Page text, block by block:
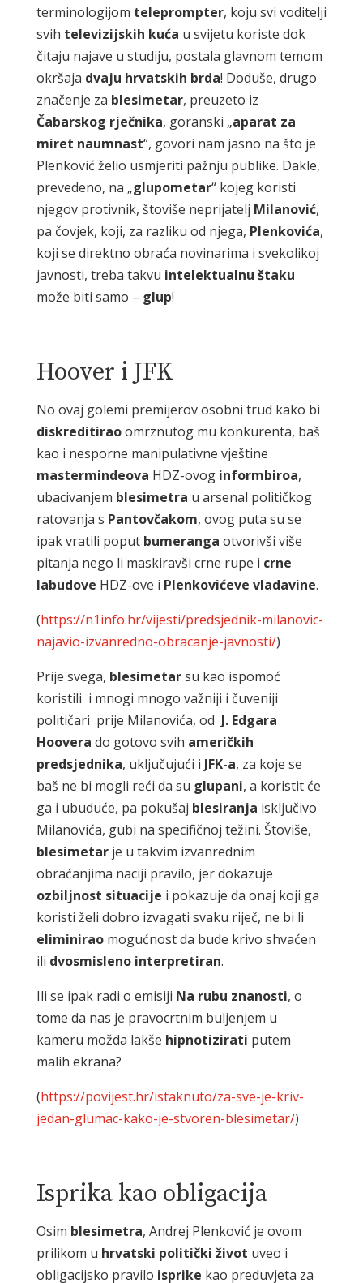
terminologijom teleprompter, koju svi voditelji
svih televizijskih kuća u svijetu koriste dok
čitaju najave u studiju, postala glavnom temom
okršaja dvaju hrvatskih brda! Doduše, drugo
značenje za blesimetar, preuzeto iz
Čabarskog rječnika, goranski „aparat za
miret naumnast“, govori nam jasno na što je
Plenković želio usmjeriti pažnju publike. Dakle,
prevedeno, na „glupometar“ kojeg koristi
njegov protivnik, štoviše neprijatelj Milanović,
pa čovjek, koji, za razliku od njega, Plenkovića,
koji se direktno obraća novinarima i svekolikoj
javnosti, treba takvu intelektualnu štaku
može biti samo – glup!
Hoover i JFK
No ovaj golemi premijerov osobni trud kako bi
diskreditiraoomrznutog mu konkurenta, baš
kao i nesporne manipulativne vještine
mastermindeova HDZ-ovog informbiroa,
ubacivanjem blesimetra u arsenal političkog
ratovanja s Pantovčakom, ovog puta su se
ipak vratili poput bumeranga otvorivši više
pitanja nego li maskiravši crne rupe i crne
labudove HDZ-ove i Plenkovićeve vladavine.
(https://n1info.hr/vijesti/predsjednik-milanovic-
najavio-izvanredno-obracanje-javnosti/)
Prije svega, blesimetarsu kao ispomoć
koristili i mnogi mnogo važniji i čuveniji
političari prije Milanovića, od J. Edgara
Hoovera do gotovo svih američkih
predsjednika, uključujući i JFK-a, za koje se
baš ne bi mogli reći da su glupani, a koristit će
ga i ubuduće, pa pokušaj blesiranja isključivo
Milanovića, gubi na specifičnoj težini. Štoviše,
blesimetarje u takvim izvanrednim
obraćanjima naciji pravilo, jer dokazuje
ozbiljnost situacije i pokazuje da onaj koji ga
koristi želi dobro izvagati svaku riječ, ne bi li
eliminiraomogućnost da bude krivo shvaćen
ili dvosmisleno interpretiran.
Ili se ipak radi o emisiji Na rubu znanosti, o
tome da nas je pravocrtnim buljenjem u
kameru možda lakše hipnotizirati putem
malih ekrana?
(https://povijest.hr/istaknuto/za-sve-je-kriv-
jedan-glumac-kako-je-stvoren-blesimetar/)
Isprika kao obligacija
Osim blesimetra, Andrej Plenković je ovom
prilikom u hrvatski politički život uveo i
obligacijsko pravilo isprike kao preduvjeta za